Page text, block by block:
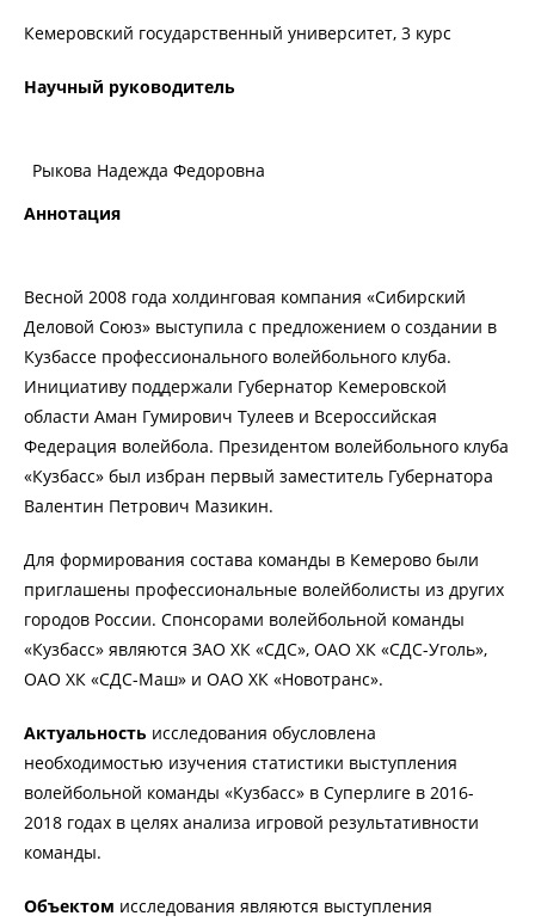
Кемеровский государственный университет, 3 курс
Научный руководитель
Рыкова Надежда Федоровна
Аннотация
Весной 2008 года холдинговая компания «Сибирский
Деловой Союз» выступила с предложением о создании в
Кузбассе профессионального волейбольного клуба.
Инициативу поддержали Губернатор Кемеровской
области Аман Гумирович Тулеев и Всероссийская
Федерация волейбола. Президентом волейбольного клуба
«Кузбасс» был избран первый заместитель Губернатора
Валентин Петрович Мазикин.
Для формирования состава команды в Кемерово были
приглашены профессиональные волейболисты из других
городов России. Спонсорами волейбольной команды
«Кузбасс» являются ЗАО ХК «СДС», ОАО ХК «СДС-Уголь»,
ОАО ХК «СДС-Маш» и ОАО ХК «Новотранс».
Актуальность исследования обусловлена
необходимостью изучения статистики выступления
волейбольной команды «Кузбасс» в Суперлиге в 2016-
2018 годах в целях анализа игровой результативности
команды.
Объектом исследования являются выступления